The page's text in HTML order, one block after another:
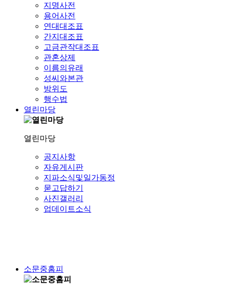
지명사전
용어사전
연대대조표
간지대조표
고금관작대조표
관혼상제
이름의유래
성씨와본관
방위도
행수법
열린마당
열린마당
공지사항
자유게시판
지파소식및일가동정
묻고답하기
사진갤러리
업데이트소식
소문중홈피